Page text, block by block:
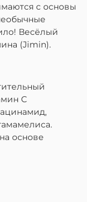
с основы
Весёлый
(Jimin).
С
основе